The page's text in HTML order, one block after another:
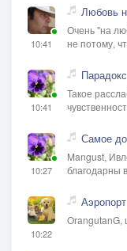
10:41
Любовь
Очень "на
не потому,
10:41
Такое
10:27
Самое
Mangust,
благодарны
10:22
OrangutanG,